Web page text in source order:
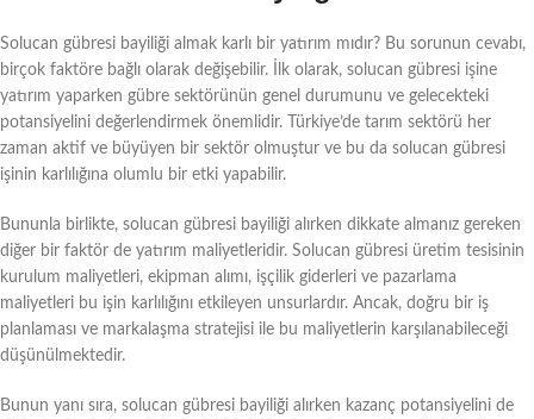
Solucan gübresi bayiliği almak karlı bir yatırım mıdır? Bu sorunun cevabı,
birçok faktöre bağlı olarak değişebilir. İlk olarak, solucan gübresi işine
yatırım yaparken gübre sektörünün genel durumunu ve gelecekteki
potansiyelini değerlendirmek önemlidir. Türkiye’de tarım sektörü her
zaman aktif ve büyüyen bir sektör olmuştur ve bu da solucan gübresi
işinin karlılığına olumlu bir etki yapabilir.
Bununla birlikte, solucan gübresi bayiliği alırken dikkate almanız gereken
diğer bir faktör de yatırım maliyetleridir. Solucan gübresi üretim tesisinin
kurulum maliyetleri, ekipman alımı, işçilik giderleri ve pazarlama
maliyetleri bu işin karlılığını etkileyen unsurlardır. Ancak, doğru bir iş
planlaması ve markalaşma stratejisi ile bu maliyetlerin karşılanabileceği
düşünülmektedir.
Bunun yanı sıra, solucan gübresi bayiliği alırken kazanç potansiyelini de